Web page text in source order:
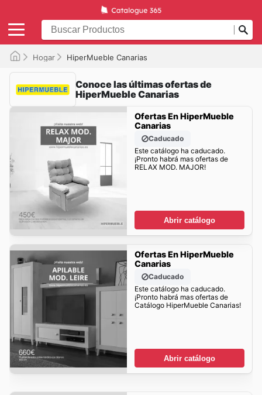
Hogar HiperMueble Canarias
Conoce las últimas ofertas de
HiperMueble Canarias
Ofertas En HiperMueble
Canarias
Caducado
Este catálogo ha caducado.
¡Pronto habrá mas ofertas de
RELAX MOD. MAJOR!
Abrir catálogo
Ofertas En HiperMueble
Canarias
Caducado
Este catálogo ha caducado.
¡Pronto habrá mas ofertas de
Catálogo HiperMueble Canarias!
Abrir catálogo